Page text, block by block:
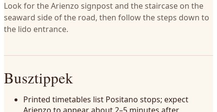
Look for the Arienzo signpost and the staircase on the
seaward side of the road, then follow the steps down to
the lido entrance.
Busztippek
Printed timetables list Positano stops; expect